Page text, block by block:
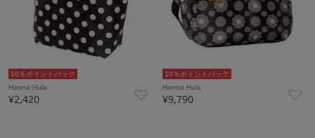
10％ポイントバック
Hanna Hula
¥2,420
10％ポイントバック
Hanna Hula
¥9,790